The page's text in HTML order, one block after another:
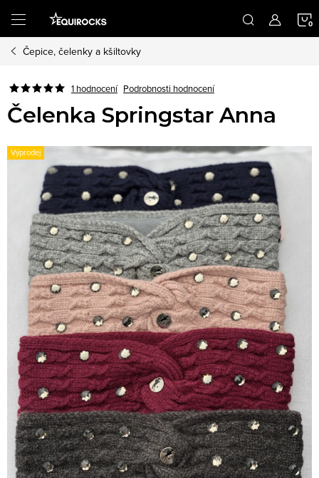
obsah
Čepice, čelenky a kšiltovky
1 hodnocení Podrobnosti hodnocení
Čelenka Springstar Anna
Výprodej